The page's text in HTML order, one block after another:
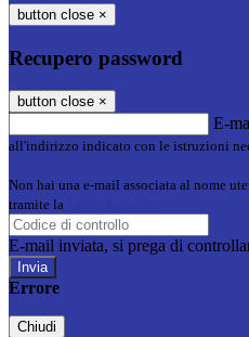
button close ×
Recupero password
button close ×
E-
all'indirizzo indicato con le istruzioni
Non hai una e-mail associata al nome
tramite la
E-mail inviata, si prega di
Errore
Chiudi